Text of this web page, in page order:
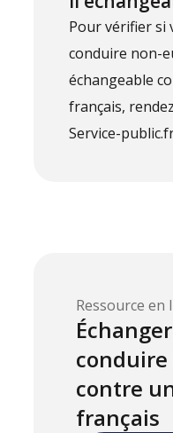
Pour vérifier si
conduire non-
échangeable
français,
Service-
Ressource en
contre
français